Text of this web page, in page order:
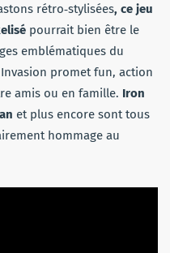
rétro‑stylisées, ce jeu
pourrait bien être le
emblématiques du
promet fun, action
amis ou en famille. Iron
et plus encore sont tous
hommage au